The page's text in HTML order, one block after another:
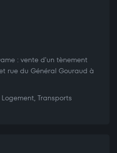
: vente d'un tènement
rue du Général Gouraud à
Transports